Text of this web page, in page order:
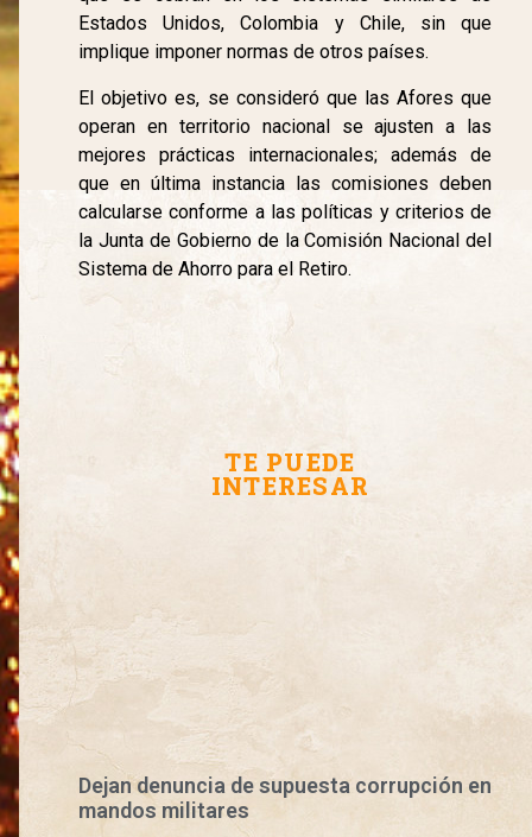
Estados Unidos, Colombia y Chile, sin que
implique imponer normas de otros países.
El objetivo es, se consideró que las Afores que
operan en territorio nacional se ajusten a las
mejores prácticas internacionales; además de
que en última instancia las comisiones deben
calcularse conforme a las políticas y criterios de
la Junta de Gobierno de la Comisión Nacional del
Sistema de Ahorro para el Retiro.
TE PUEDE
INTERESAR
Dejan denuncia de supuesta corrupción en
mandos militares